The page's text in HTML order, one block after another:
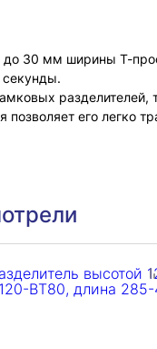
30 мм ширины Т-
секунды.
разделителей,
его легко